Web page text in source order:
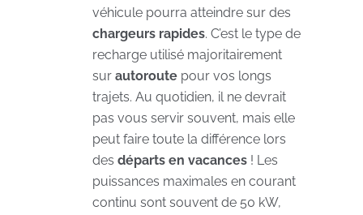
véhicule pourra atteindre sur des
chargeurs rapides. C’est le type de
recharge utilisé majoritairement
sur autoroute pour vos longs
trajets. Au quotidien, il ne devrait
pas vous servir souvent, mais elle
peut faire toute la différence lors
des départs en vacances ! Les
puissances maximales en courant
continu sont souvent de 50 kW,